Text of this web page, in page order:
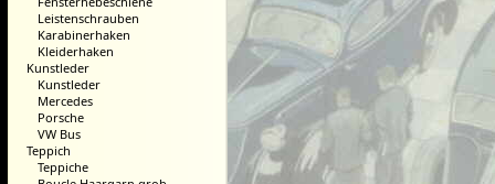
Leistenschrauben
Karabinerhaken
Kleiderhaken
Kunstleder
Kunstleder
Mercedes
Porsche
VW Bus
Teppich
Teppiche